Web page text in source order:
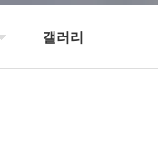
갤러리